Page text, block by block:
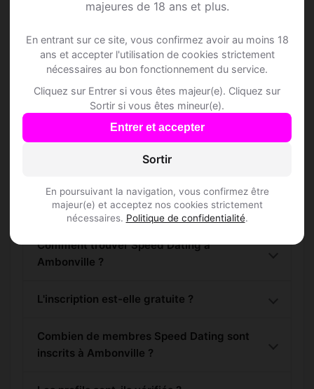
majeures de 18 ans et plus.
En entrant sur ce site, vous confirmez avoir au moins 18
ans et accepter l'utilisation de cookies strictement
nécessaires au bon fonctionnement du service.
Cliquez sur Entrer si vous êtes majeur(e). Cliquez sur
Sortir si vous êtes mineur(e).
Entrer et accepter
Sortir
En poursuivant la navigation, vous confirmez être
majeur(e) et acceptez nos cookies strictement
nécessaires. Politique de confidentialité.
alentours !
S'inscrire gratuitement
Questions fréquentes
Comment trouver Speed Dating à
Ambonville ?
L'inscription est-elle gratuite ?
Combien de membres Speed Dating sont
inscrits à Ambonville ?